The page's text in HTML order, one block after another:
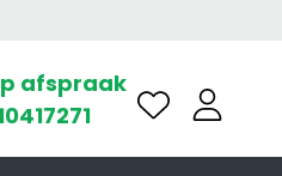
afspraak